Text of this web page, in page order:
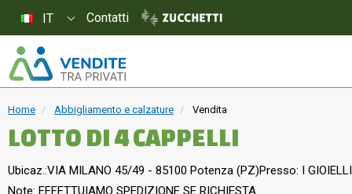
Home Abbigliamento e calzature Vendita
LOTTO DI 4 CAPPELLI
Ubicaz.:VIA MILANO 45/49 - 85100 Potenza (PZ)Presso: I GIOIELLI
Note: EFFETTUIAMO SPEDIZIONE SE RICHIESTA
IT Contatti